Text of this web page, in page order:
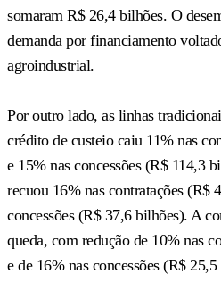
somaram R$ 26,4 bilhões. O
demanda por financiamento
agroindustrial.
Por outro lado, as linhas
crédito de custeio caiu 11% nas
e 15% nas concessões (R$ 114,3
recuou 16% nas contratações (R$
concessões (R$ 37,6 bilhões). A
queda, com redução de 10% nas
e de 16% nas concessões (R$